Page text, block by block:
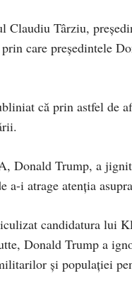
Claudiu Târziu,
care președintele
că prin astfel de
Donald Trump, a
a-i atrage atenția
candidatura lui
Donald Trump a
și populației